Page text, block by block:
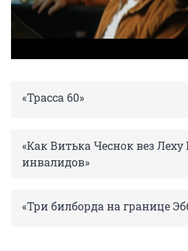
«Трасса 60»
«Как Витька Чеснок вез
инвалидов»
«Три билборда на границе